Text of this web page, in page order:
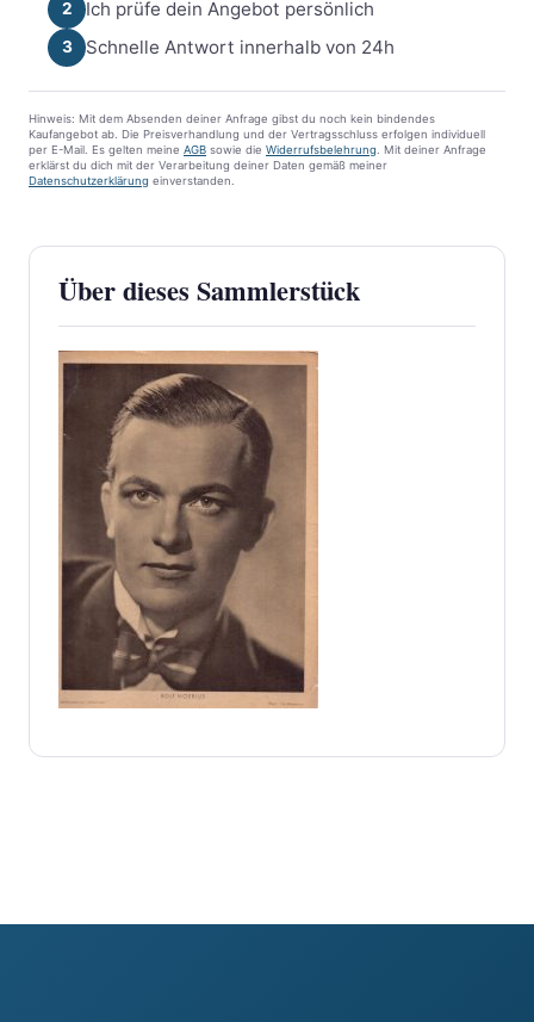
2 Ich prüfe dein Angebot persönlich
3 Schnelle Antwort innerhalb von 24h
Hinweis: Mit dem Absenden deiner Anfrage gibst du noch kein bindendes
Kaufangebot ab. Die Preisverhandlung und der Vertragsschluss erfolgen individuell
per E-Mail. Es gelten meine AGB sowie die Widerrufsbelehrung . Mit deiner Anfrage
erklärst du dich mit der Verarbeitung deiner Daten gemäß meiner
Datenschutzerklärung einverstanden.
Über dieses Sammlerstück